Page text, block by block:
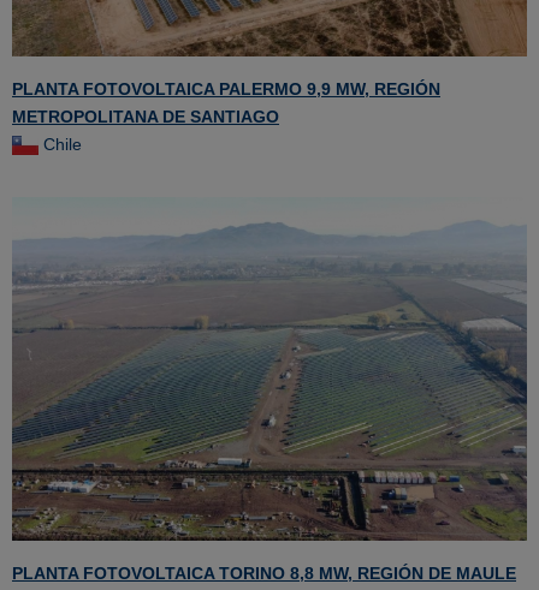
PLANTA FOTOVOLTAICA PALERMO 9,9 MW, REGIÓN
METROPOLITANA DE SANTIAGO
Chile
PLANTA FOTOVOLTAICA TORINO 8,8 MW, REGIÓN DE MAULE